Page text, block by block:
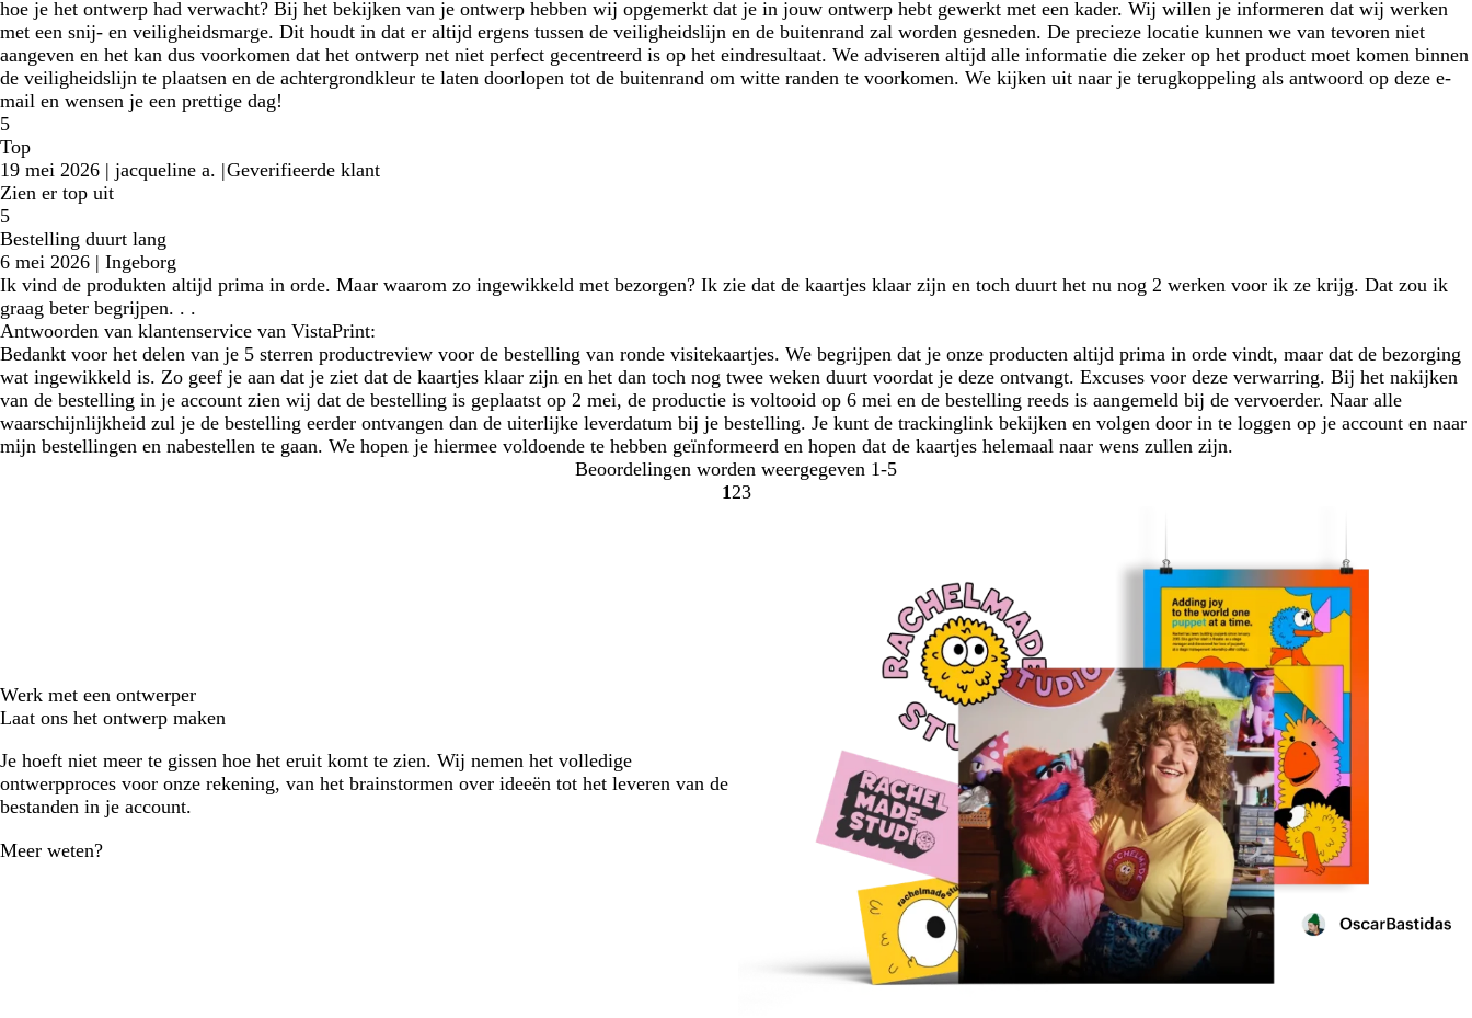
hoe je het ontwerp had verwacht? Bij het bekijken van je ontwerp hebben wij opgemerkt dat je in jouw ontwerp hebt gewerkt met een kader. Wij willen je informeren dat wij werken
met een snij- en veiligheidsmarge. Dit houdt in dat er altijd ergens tussen de veiligheidslijn en de buitenrand zal worden gesneden. De precieze locatie kunnen we van tevoren niet
aangeven en het kan dus voorkomen dat het ontwerp net niet perfect gecentreerd is op het eindresultaat. We adviseren altijd alle informatie die zeker op het product moet komen binnen
de veiligheidslijn te plaatsen en de achtergrondkleur te laten doorlopen tot de buitenrand om witte randen te voorkomen. We kijken uit naar je terugkoppeling als antwoord op deze e-
mail en wensen je een prettige dag!
5
Top
19 mei 2026 | jacqueline a. |Geverifieerde klant
Zien er top uit
5
Bestelling duurt lang
6 mei 2026 | Ingeborg
Ik vind de produkten altijd prima in orde. Maar waarom zo ingewikkeld met bezorgen? Ik zie dat de kaartjes klaar zijn en toch duurt het nu nog 2 werken voor ik ze krijg. Dat zou ik
graag beter begrijpen. . .
Antwoorden van klantenservice van VistaPrint:
Bedankt voor het delen van je 5 sterren productreview voor de bestelling van ronde visitekaartjes. We begrijpen dat je onze producten altijd prima in orde vindt, maar dat de bezorging
wat ingewikkeld is. Zo geef je aan dat je ziet dat de kaartjes klaar zijn en het dan toch nog twee weken duurt voordat je deze ontvangt. Excuses voor deze verwarring. Bij het nakijken
van de bestelling in je account zien wij dat de bestelling is geplaatst op 2 mei, de productie is voltooid op 6 mei en de bestelling reeds is aangemeld bij de vervoerder. Naar alle
waarschijnlijkheid zul je de bestelling eerder ontvangen dan de uiterlijke leverdatum bij je bestelling. Je kunt de trackinglink bekijken en volgen door in te loggen op je account en naar
mijn bestellingen en nabestellen te gaan. We hopen je hiermee voldoende te hebben geïnformeerd en hopen dat de kaartjes helemaal naar wens zullen zijn.
Beoordelingen worden weergegeven 1-5
Naar
1Naar
2Naar
3
Werk met een ontwerper
Laat ons het ontwerp maken
Je hoeft niet meer te gissen hoe het eruit komt te zien. Wij nemen het volledige
ontwerpproces voor onze rekening, van het brainstormen over ideeën tot het leveren van de
bestanden in je account.
Meer weten?